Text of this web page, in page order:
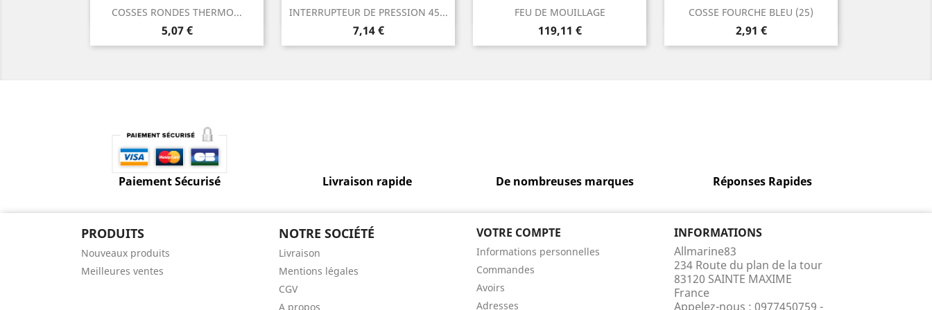
COSSES RONDES THERMO...
Prix
5,07 €
Aperçu rapide INTERRUPTEUR DE PRESSION 45...
Prix
7,14 €
Aperçu rapide FEU DE MOUILLAGE
Prix
119,11 €
Aperçu rapide COSSE FOURCHE BLEU (25)
Prix
2,91 €
 Aperçu rapide
Paiement Sécurisé Livraison rapide De nombreuses marques Réponses Rapides
PRODUITS
Nouveaux produits
Meilleures ventes
NOTRE SOCIÉTÉ
Livraison
Mentions légales
CGV
A propos
VOTRE COMPTE
Informations personnelles
Commandes
Avoirs
Adresses
INFORMATIONS
Allmarine83
234 Route du plan de la tour
83120 SAINTE MAXIME
France
Appelez-nous : 0977450759 -